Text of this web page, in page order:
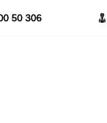
50 306